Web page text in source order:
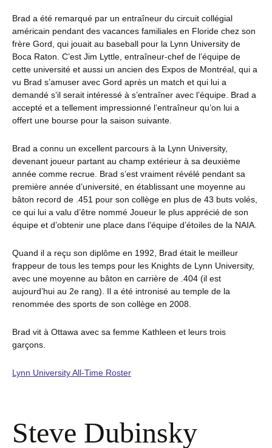
Brad a été remarqué par un entraîneur du circuit collégial
américain pendant des vacances familiales en Floride chez son
frère Gord, qui jouait au baseball pour la Lynn University de
Boca Raton. C’est Jim Lyttle, entraîneur-chef de l’équipe de
cette université et aussi un ancien des Expos de Montréal, qui a
vu Brad s’amuser avec Gord après un match et qui lui a
demandé s’il serait intéressé à s’entraîner avec l’équipe. Brad a
accepté et a tellement impressionné l’entraîneur qu’on lui a
offert une bourse pour la saison suivante.
Brad a connu un excellent parcours à la Lynn University,
devenant joueur partant au champ extérieur à sa deuxième
année comme recrue. Brad s’est vraiment révélé pendant sa
première année d’université, en établissant une moyenne au
bâton record de .451 pour son collège en plus de 43 buts volés,
ce qui lui a valu d’être nommé Joueur le plus apprécié de son
équipe et d’obtenir une place dans l’équipe d’étoiles de la NAIA.
Quand il a reçu son diplôme en 1992, Brad était le meilleur
frappeur de tous les temps pour les Knights de Lynn University,
avec une moyenne au bâton en carrière de .404 (il est
aujourd’hui au 2e rang). Il a été intronisé au temple de la
renommée des sports de son collège en 2008.
Brad vit à Ottawa avec sa femme Kathleen et leurs trois
garçons.
Lynn University All-Time Roster
Steve Dubinsky